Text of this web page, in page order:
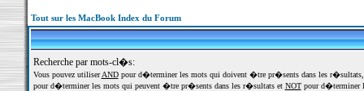
Tout sur les MacBook Index du Forum
Recherche par mots-cl�s:
Vous pouvez utiliserANDpour d�terminer les mots qui doivent �tre pr�sents dans les
pour d�terminer les mots qui peuvent �tre pr�sents dans les r�sultats et NOTpour d�terminer